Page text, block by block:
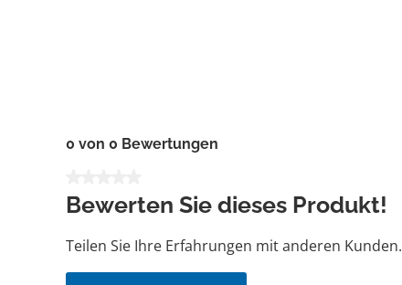
0 von 0 Bewertungen
Bewerten Sie dieses Produkt!
Teilen Sie Ihre Erfahrungen mit anderen Kunden.